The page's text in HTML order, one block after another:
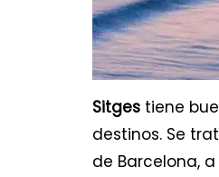
Sitges tiene
destinos. Se
de Barcelona,